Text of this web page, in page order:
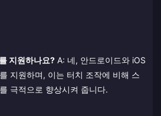
지원하나요? A: 네, 안드로이드와 iOS
지원하며, 이는 터치 조작에 비해 스
극적으로 향상시켜 줍니다.